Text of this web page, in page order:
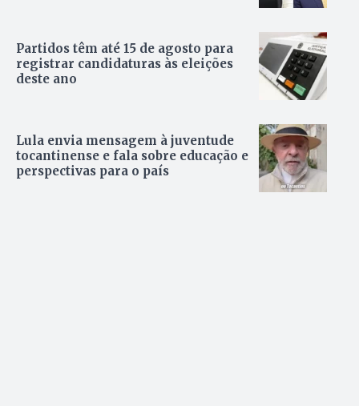
Partidos têm até 15 de agosto para
registrar candidaturas às eleições
deste ano
Lula envia mensagem à juventude
tocantinense e fala sobre educação e
perspectivas para o país